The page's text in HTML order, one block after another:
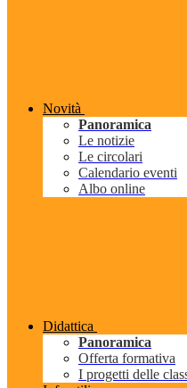
Novità
Panoramica
Le notizie
Le circolari
Calendario eventi
Albo online
Didattica
Panoramica
Offerta formativa
I progetti delle